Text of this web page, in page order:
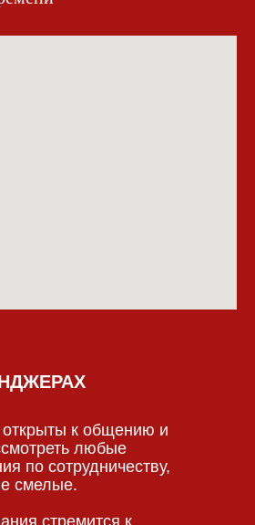
к общению и
любые
по сотрудничеству,
смелые.